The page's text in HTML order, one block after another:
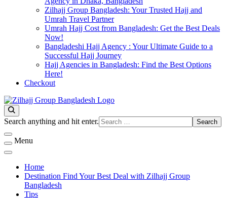
Zilhajj Group Bangladesh: Your Trusted Hajj and
Umrah Travel Partner
Umrah Hajj Cost from Bangladesh: Get the Best Deals
Now!
Bangladeshi Hajj Agency : Your Ultimate Guide to a
Successful Hajj Journey
Hajj Agencies in Bangladesh: Find the Best Options
Here!
Checkout
জিলহজ্জ গ্রুপ বাংলাদেশ
Best Hajj Umrah Travel Tour Agent in Bangladesh
Looking
Something?
Search anything and hit enter.
Menu
Home
Destination Find Your Best Deal with Zilhajj Group
Bangladesh
Tips